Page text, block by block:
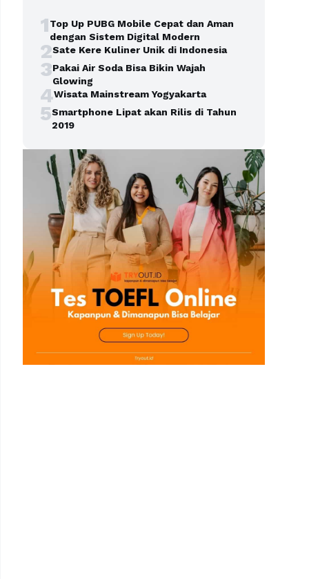
1Top Up PUBG Mobile Cepat dan Aman
dengan Sistem Digital Modern
2Sate Kere Kuliner Unik di Indonesia
3Pakai Air Soda Bisa Bikin Wajah
Glowing
4Wisata Mainstream Yogyakarta
5Smartphone Lipat akan Rilis di Tahun
2019